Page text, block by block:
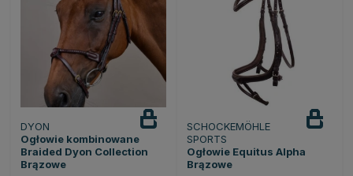
DYON
Ogłowie kombinowane
Braided Dyon Collection
Brązowe
SCHOCKEMÖHLE
SPORTS
Ogłowie Equitus Alpha
Brązowe